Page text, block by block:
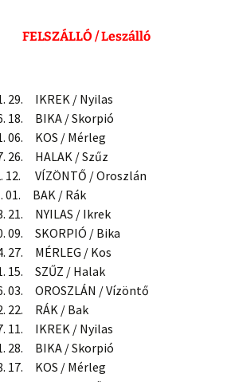
/ Leszálló
29. IKREK / Nyilas
18. BIKA / Skorpió
06. KOS / Mérleg
26. HALAK / Szűz
12. VÍZÖNTŐ / Oroszlán
01. BAK / Rák
21. NYILAS / Ikrek
09. SKORPIÓ / Bika
27. MÉRLEG / Kos
15. SZŰZ / Halak
03. OROSZLÁN / Vízöntő
22. RÁK / Bak
11. IKREK / Nyilas
28. BIKA / Skorpió
17. KOS / Mérleg